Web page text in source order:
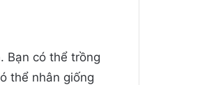
Bạn có thể trồng
thể nhân giống